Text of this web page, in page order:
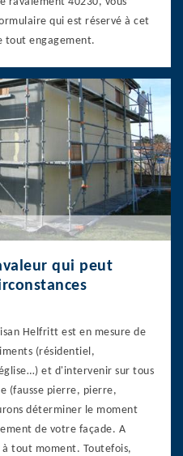
qui est réservé à cet
tout engagement.
qui peut
Helfritt est en mesure de
(résidentiel,
et d'intervenir sur tous
(fausse pierre, pierre,
déterminer le moment
de votre façade. A
tout moment. Toutefois,